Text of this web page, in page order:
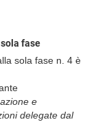
fase
sola fase n. 4 è
e
delegate dal